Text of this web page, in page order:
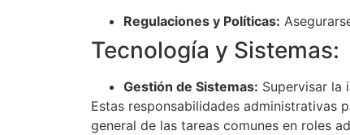
Regulaciones y Políticas:
Tecnología y Sistemas:
Gestión de Sistemas: Supervisar la
Estas responsabilidades administrativas
general de las tareas comunes en roles